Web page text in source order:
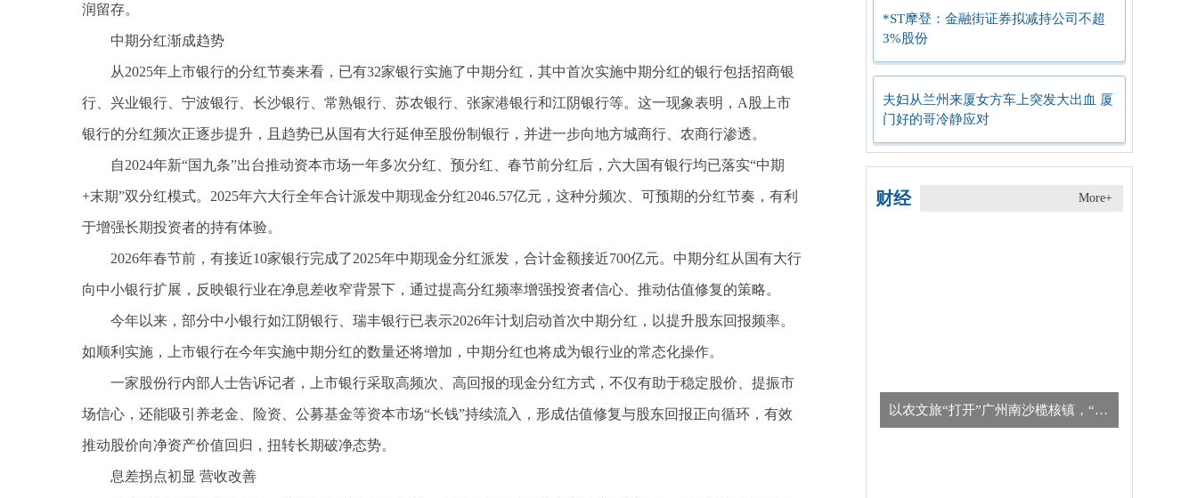
润留存。
中期分红渐成趋势
从2025年上市银行的分红节奏来看，已有32家银行实施了中期分红，其中首次实施中期分红的银行包括招商银
行、兴业银行、宁波银行、长沙银行、常熟银行、苏农银行、张家港银行和江阴银行等。这一现象表明，A股上市
银行的分红频次正逐步提升，且趋势已从国有大行延伸至股份制银行，并进一步向地方城商行、农商行渗透。
自2024年新“国九条”出台推动资本市场一年多次分红、预分红、春节前分红后，六大国有银行均已落实“中期
+末期”双分红模式。2025年六大行全年合计派发中期现金分红2046.57亿元，这种分频次、可预期的分红节奏，有利
于增强长期投资者的持有体验。
2026年春节前，有接近10家银行完成了2025年中期现金分红派发，合计金额接近700亿元。中期分红从国有大行
向中小银行扩展，反映银行业在净息差收窄背景下，通过提高分红频率增强投资者信心、推动估值修复的策略。
今年以来，部分中小银行如江阴银行、瑞丰银行已表示2026年计划启动首次中期分红，以提升股东回报频率。
如顺利实施，上市银行在今年实施中期分红的数量还将增加，中期分红也将成为银行业的常态化操作。
一家股份行内部人士告诉记者，上市银行采取高频次、高回报的现金分红方式，不仅有助于稳定股价、提振市
场信心，还能吸引养老金、险资、公募基金等资本市场“长钱”持续流入，形成估值修复与股东回报正向循环，有效
推动股价向净资产价值回归，扭转长期破净态势。
息差拐点初显 营收改善
*ST摩登：金融街证券拟减持公司不超
3%股份
夫妇从兰州来厦女方车上突发大出血 厦
门好的哥冷静应对
财经 More+
以农文旅“打开”广州南沙榄核镇，“星海故里”别有一番风味